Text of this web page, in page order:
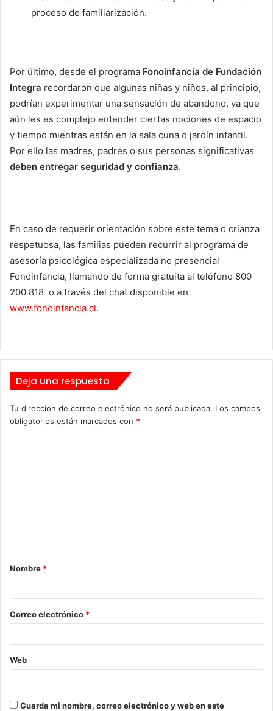
proceso de familiarización.
Por último, desde el programa Fonoinfancia de Fundación
Integra recordaron que algunas niñas y niños, al principio,
podrían experimentar una sensación de abandono, ya que
aún les es complejo entender ciertas nociones de espacio
y tiempo mientras están en la sala cuna o jardín infantil.
Por ello las madres, padres o sus personas significativas
deben entregar seguridad y confianza.
En caso de requerir orientación sobre este tema o crianza
respetuosa, las familias pueden recurrir al programa de
asesoría psicológica especializada no presencial
Fonoinfancia, llamando de forma gratuita al teléfono 800
200 818 o a través del chat disponible en
www.fonoinfancia.cl.
Deja una respuesta
Tu dirección de correo electrónico no será publicada. Los campos
obligatorios están marcados con *
a
r
*
Nombre *
Correo electrónico *
Web
Guarda mi nombre, correo electrónico y web en este